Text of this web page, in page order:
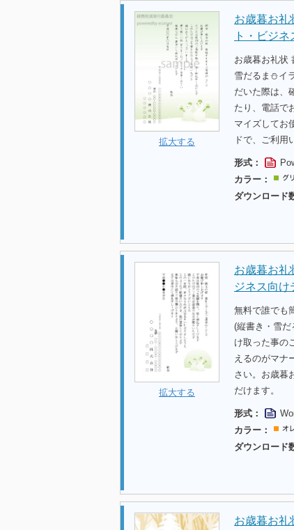
拡大する
お歳暮お礼
ト・ビジ
お歳暮お礼状
雪だるま⛄イ
だいた際は、
たり、電話で
マイズしてお
ドで、ご利用
形式：
カラー：
ダウンロード
拡大する
お歳暮お礼
ジネス向け
無料で誰でも
(縦書き・雪
け取った事の
えるのがマナ
さい。お歳暮
だけます。
形式：
カラー：
ダウンロード
お歳暮お礼